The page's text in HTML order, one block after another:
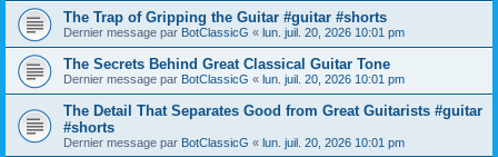
The Trap of Gripping the Guitar #guitar #shorts
Dernier message par BotClassicG « lun. juil. 20, 2026 10:01 pm
The Secrets Behind Great Classical Guitar Tone
Dernier message par BotClassicG « lun. juil. 20, 2026 10:01 pm
The Detail That Separates Good from Great Guitarists #guitar
#shorts
Dernier message par BotClassicG « lun. juil. 20, 2026 10:01 pm